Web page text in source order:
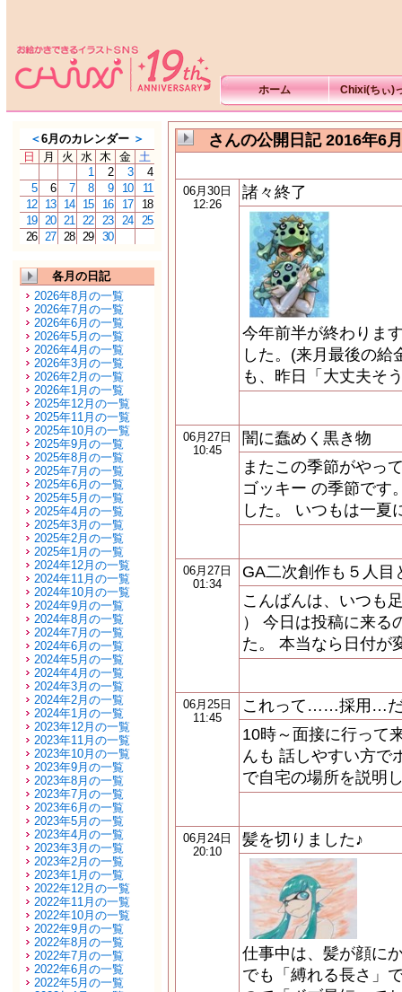
ホーム Chixi(ちぃ)
＜6月のカレンダー ＞
日
月 火 水 木 金 土
1
2 3
4
5
6 7 8 9 10
11
12
13 14 15 16 17
18
19 20 21 22 23 24
25
26 27 28 29 30
各月の日記
2026年8月の一覧
2026年7月の一覧
2026年6月の一覧
2026年5月の一覧
2026年4月の一覧
2026年3月の一覧
2026年2月の一覧
2026年1月の一覧
2025年12月の一覧
2025年11月の一覧
2025年10月の一覧
2025年9月の一覧
2025年8月の一覧
2025年7月の一覧
2025年6月の一覧
2025年5月の一覧
2025年4月の一覧
2025年3月の一覧
2025年2月の一覧
2025年1月の一覧
2024年12月の一覧
2024年11月の一覧
2024年10月の一覧
2024年9月の一覧
2024年8月の一覧
2024年7月の一覧
2024年6月の一覧
2024年5月の一覧
2024年4月の一覧
2024年3月の一覧
2024年2月の一覧
2024年1月の一覧
2023年12月の一覧
2023年11月の一覧
2023年10月の一覧
2023年9月の一覧
2023年8月の一覧
2023年7月の一覧
2023年6月の一覧
2023年5月の一覧
2023年4月の一覧
2023年3月の一覧
2023年2月の一覧
2023年1月の一覧
2022年12月の一覧
2022年11月の一覧
2022年10月の一覧
2022年9月の一覧
2022年8月の一覧
2022年7月の一覧
2022年6月の一覧
2022年5月の一覧
さんの公開日記 2016年6月
06月30日
12:26
諸々終了
今年前半が終わりま
した。(来月最後の給
も、昨日「大丈夫そ
06月27日
10:45
闇に蠢めく黒き物
またこの季節がやっ
ゴッキー の季節です
した。 いつもは一
06月27日
01:34
GA二次創作も５人目
こんばんは、いつも
） 今日は投稿に来る
た。 本当なら日付が
06月25日
11:45
これって……採用…
10時～面接に行って
んも 話しやすい方で
で自宅の場所を説明
06月24日
20:10
髪を切りました♪
仕事中は、髪が顔に
でも「縛れる長さ」